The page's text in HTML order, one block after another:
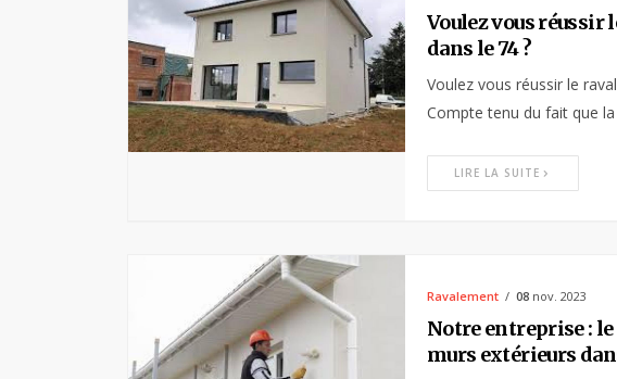
Voulez vous réussir
dans le 74 ?
Voulez vous réussir le
Compte tenu du fait que la
LIRE LA SUITE
Ravalement 08nov. 2023
Notre entreprise :
murs extérieurs